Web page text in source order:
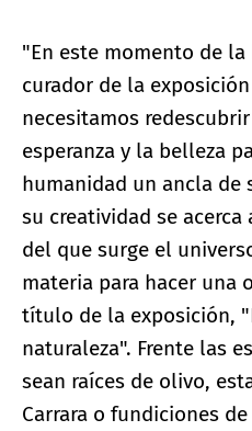
"En este momento de
curador de la exposición
necesitamos
esperanza y la belleza
humanidad un ancla de
su creatividad se
del que surge el
materia para hacer una
título de la exposición,
naturaleza". Frente las
sean raíces de olivo,
Carrara o fundiciones